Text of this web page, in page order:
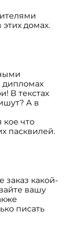
домах.
дипломах
В текстах
А в
кое что
пасквилей.
заказ какой-
вашу
писать